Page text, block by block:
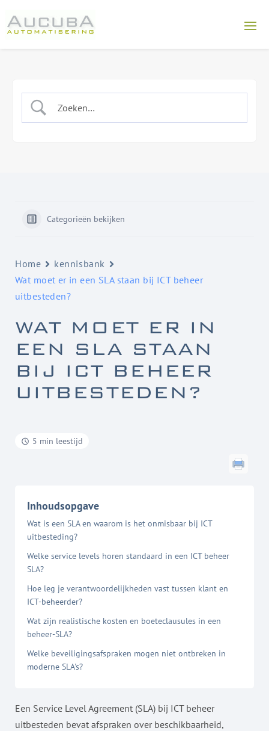
Categorieën bekijken
Home
kennisbank
Wat moet er in een SLA staan bij ICT beheer
uitbesteden?
WAT MOET ER IN
EEN SLA STAAN
BIJ ICT BEHEER
UITBESTEDEN?
5 min leestijd
Inhoudsopgave
Wat is een SLA en waarom is het onmisbaar bij ICT
uitbesteding?
Welke service levels horen standaard in een ICT beheer
SLA?
Hoe leg je verantwoordelijkheden vast tussen klant en
ICT-beheerder?
Wat zijn realistische kosten en boeteclausules in een
beheer-SLA?
Welke beveiligingsafspraken mogen niet ontbreken in
moderne SLA's?
Een Service Level Agreement (SLA) bij ICT beheer
uitbesteden bevat afspraken over beschikbaarheid,